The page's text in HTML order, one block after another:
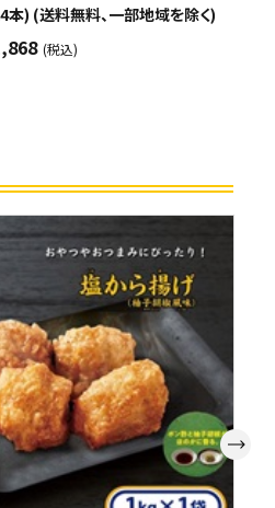
) (送料無料、一部地域を除く)
(税込)